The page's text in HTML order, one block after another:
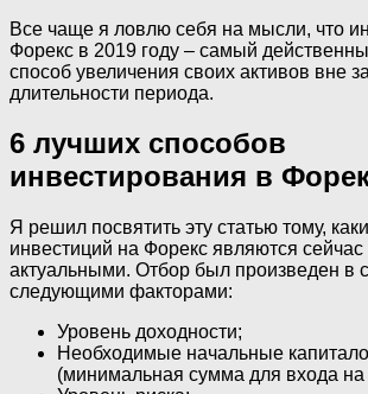
Все чаще я ловлю себя на мысли, что
Форекс в 2019 году – самый
способ увеличения своих активов вне
длительности периода.
6 лучших способов
инвестирования в
Я решил посвятить эту статью тому,
инвестиций на Форекс являются
актуальными. Отбор был произведен в
следующими факторами:
Уровень доходности;
Необходимые начальные
(минимальная сумма для входа на